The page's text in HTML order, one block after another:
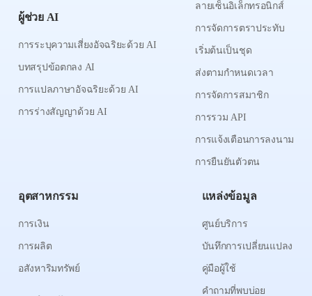
ผู้ช่วย AI
การระบุความเสี่ยงอัจฉริยะด้วย AI
บทสรุปข้อตกลง AI
การแปลภาษาอัจฉริยะด้วย AI
การร่างสัญญาด้วย AI
ลายเซ็นอิเล็กทรอนิกส์
การจัดการตราประทับ
เริ่มต้นเป็นชุด
ส่งตามกำหนดเวลา
การจัดการสมาชิก
การรวม API
การแจ้งเตือนการลงนาม
การยืนยันตัวตน
อุตสาหกรรม
การเงิน
การผลิต
อสังหาริมทรัพย์
แหล่งข้อมูล
ศูนย์บริการ
บันทึกการเปลี่ยนแปลง
คู่มือผู้ใช้
คำถามที่พบบ่อย